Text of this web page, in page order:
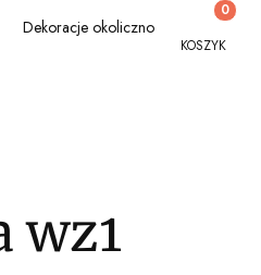
Dekoracje okolicznościowe
Produkty
KOSZYK
wz1